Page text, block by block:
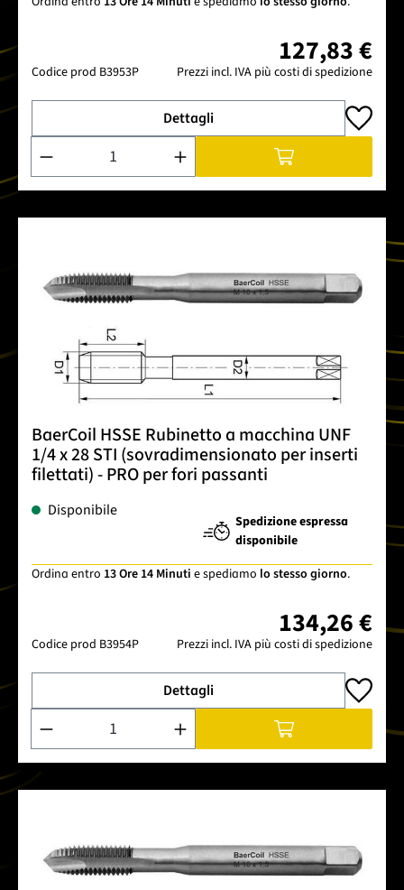
Codice prod B3953P
127,83 €
Prezzi incl. IVA più costi di spedizione
Dettagli
Quantità del prodotto: inserisci la quantità desiderata o
BaerCoil HSSE Rubinetto a macchina UNF
1/4 x 28 STI (sovradimensionato per inserti
filettati) - PRO per fori passanti
Disponibile
Spedizione espressa
disponibile
Ordina entro 13 Ore 14 Minuti e spediamo lo stesso giorno.
Codice prod B3954P
134,26 €
Prezzi incl. IVA più costi di spedizione
Dettagli
Quantità del prodotto: inserisci la quantità desiderata o